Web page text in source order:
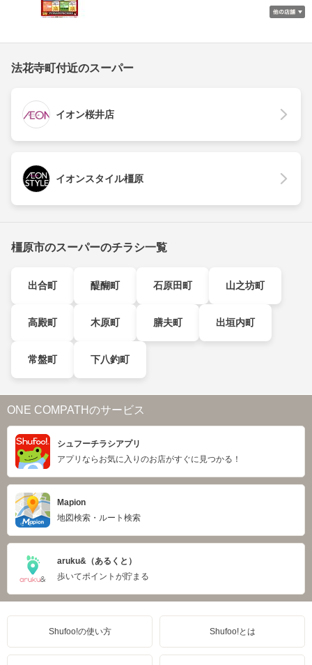
法花寺町付近のスーパー
イオン桜井店
イオンスタイル橿原
橿原市のスーパーのチラシ一覧
出合町 醍醐町 石原田町 山之坊町
高殿町 木原町 膳夫町 出垣内町
常盤町 下八釣町
ONE COMPATHのサービス
シュフーチラシアプリ
アプリならお気に入りのお店がすぐに見つかる！
Mapion
地図検索・ルート検索
aruku&（あるくと）
歩いてポイントが貯まる
Shufoo!の使い方 Shufoo!とは